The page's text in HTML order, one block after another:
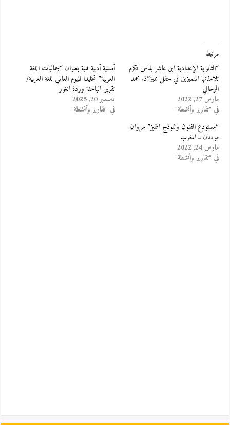
مرتبط
“الثانوية الإعدادية ابن عاشر بفاس تكرم
تلامذتها المتميزين في حفل مميز”ذ. محمد
الرحالي
مارس 27, 2022
في "تقارير وأنشطة"
أمسية أدبية فنية بعنوان “جماليات اللغة
العربية” تخليدا لليوم العالمي للغة العربية/
تقرير: الباحثة وردة انغور
ديسمبر 20, 2025
في "تقارير وأنشطة"
“مستودع الفنون ونموذج التميز” مروان
مودنان ــ المغرب
مارس 24, 2022
في "تقارير وأنشطة"